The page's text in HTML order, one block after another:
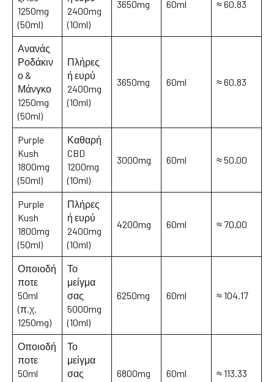
1250mg
(50ml)
2400mg
(10ml)
3650mg 60ml ≈ 60.83
Ανανάς
Ροδάκιν
ο &
Μάνγκο
1250mg
(50ml)
Πλήρες
ή ευρύ
2400mg
(10ml)
3650mg 60ml ≈ 60.83
Purple
Kush
1800mg
(50ml)
Καθαρή
CBD
1200mg
(10ml)
3000mg 60ml ≈ 50.00
Purple
Kush
1800mg
(50ml)
Πλήρες
ή ευρύ
2400mg
(10ml)
4200mg 60ml ≈ 70.00
Οποιοδή
ποτε
50ml
(π.χ.
1250mg)
Το
μείγμα
σας
5000mg
(10ml)
6250mg 60ml ≈ 104.17
Οποιοδή
ποτε
50ml
Το
μείγμα
σας
6800mg 60ml ≈ 113.33